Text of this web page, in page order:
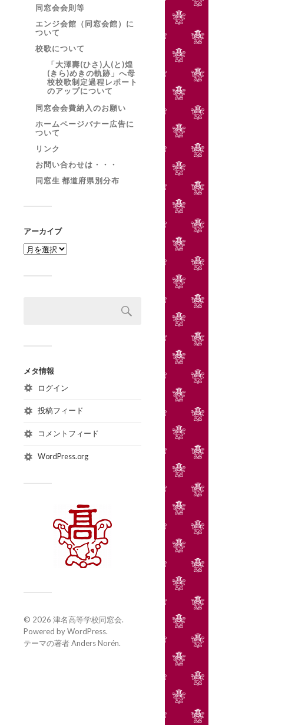
同窓会会則等
エンジ会館（同窓会館）に
ついて
校歌について
「大澤壽(ひさ)人(と)煌
(きら)めきの軌跡」へ母
校校歌制定過程レポート
のアップについて
同窓会会費納入のお願い
ホームページバナー広告に
ついて
リンク
お問い合わせは・・・
同窓生 都道府県別分布
アーカイブ
メタ情報
ログイン
投稿フィード
コメントフィード
WordPress.org
© 2026 津名高等学校同窓会.
Powered byWordPress.
テーマの著者Anders Norén.